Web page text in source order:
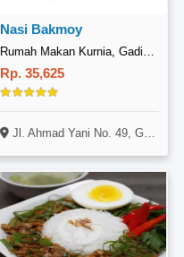
Nasi Bakmoy
Rp. 35,625
Jl. Ahmad Yani No. 49, Gadingrejo, Pasuruan